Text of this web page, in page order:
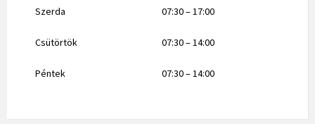
Szerda 07:30 – 17:00
Csütörtök 07:30 – 14:00
Péntek 07:30 – 14:00